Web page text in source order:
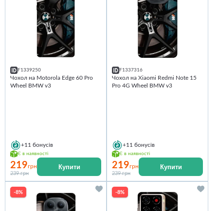
F1339250
Чохол на Motorola Edge 60 Pro
Wheel BMW v3
+11 бонусів
Є в наявності
219грн
239 грн
Купити
F1337316
Чохол на Xiaomi Redmi Note 15
Pro 4G Wheel BMW v3
+11 бонусів
Є в наявності
219грн
239 грн
Купити
-8% -8%